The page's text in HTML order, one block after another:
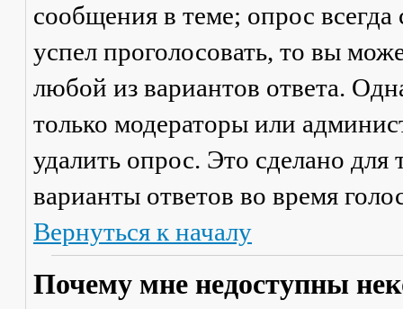
сообщения в теме; опрос
успел проголосовать, то вы
любой из вариантов ответа.
только модераторы или
удалить опрос. Это сделано для
варианты ответов во время
Вернуться к началу
Почему мне недоступны